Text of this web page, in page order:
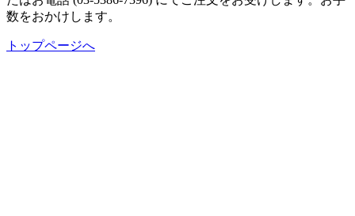
数をおかけします。
トップページへ